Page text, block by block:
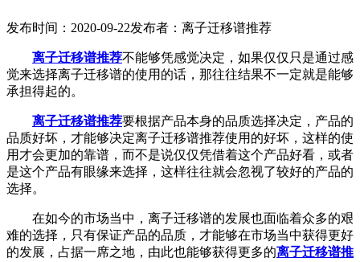
发布时间：2020-09-22发布者：离子迁移谱推荐
离子迁移谱推荐不能够凭感觉决定，如果仅仅只是通过感
觉来选择离子迁移谱的使用的话，那往往结果不一定就是能够
承担得起的。
离子迁移谱推荐要根据产品本身的品质选择决定，产品的
品质好坏，才能够决定离子迁移谱推荐使用的好坏，这样的使
用才会更加的靠谱，而不是说仅仅凭借着这个产品好看，或者
是这个产品有眼缘来选择，这样往往就会忽视了较好的产品的
选择。
在如今的市场当中，离子迁移谱的发展也面临着众多的艰
难的选择，只有保证产品的品质，才能够在市场当中获得更好
的发展，占据一席之地，由此也能够获得更多的离子迁移谱推